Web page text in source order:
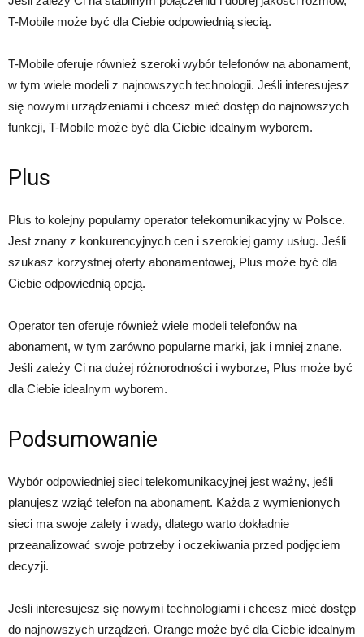
T-Mobile może być dla Ciebie odpowiednią siecią.
T-Mobile oferuje również szeroki wybór telefonów na abonament,
w tym wiele modeli z najnowszych technologii. Jeśli interesujesz
się nowymi urządzeniami i chcesz mieć dostęp do najnowszych
funkcji, T-Mobile może być dla Ciebie idealnym wyborem.
Plus
Plus to kolejny popularny operator telekomunikacyjny w Polsce.
Jest znany z konkurencyjnych cen i szerokiej gamy usług. Jeśli
szukasz korzystnej oferty abonamentowej, Plus może być dla
Ciebie odpowiednią opcją.
Operator ten oferuje również wiele modeli telefonów na
abonament, w tym zarówno popularne marki, jak i mniej znane.
Jeśli zależy Ci na dużej różnorodności i wyborze, Plus może być
dla Ciebie idealnym wyborem.
Podsumowanie
Wybór odpowiedniej sieci telekomunikacyjnej jest ważny, jeśli
planujesz wziąć telefon na abonament. Każda z wymienionych
sieci ma swoje zalety i wady, dlatego warto dokładnie
przeanalizować swoje potrzeby i oczekiwania przed podjęciem
decyzji.
Jeśli interesujesz się nowymi technologiami i chcesz mieć dostęp
do najnowszych urządzeń, Orange może być dla Ciebie idealnym